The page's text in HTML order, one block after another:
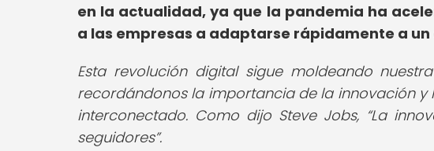
en la actualidad, ya que la pandemia ha
a las empresas a adaptarse rápidamente a
Esta revolución digital sigue moldeando
recordándonos la importancia de la innovación
interconectado. Como dijo Steve Jobs,
La
seguidores .